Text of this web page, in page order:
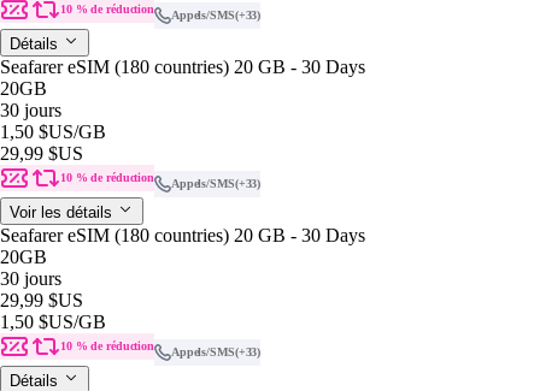
10 % de réduction Appels/SMS(+33)
Détails
Seafarer eSIM (180 countries) 20 GB - 30 Days
20GB
30 jours
1,50 $US/GB
29,99 $US
10 % de réduction Appels/SMS(+33)
Voir les détails
Seafarer eSIM (180 countries) 20 GB - 30 Days
20GB
30 jours
29,99 $US
1,50 $US/GB
10 % de réduction Appels/SMS(+33)
Détails